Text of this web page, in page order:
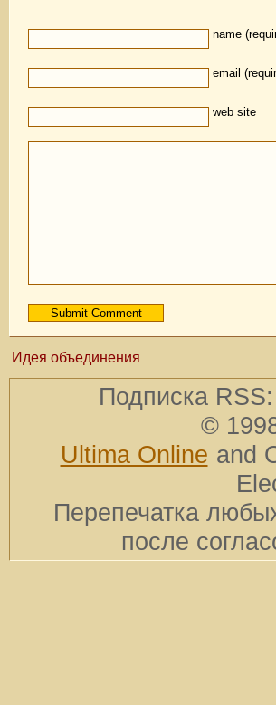
name
email
web site
Идея объединения
Подписка RSS:
©
Ultima Online and
Перепечатка
после